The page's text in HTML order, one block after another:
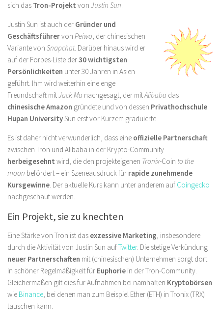
sich das Tron-Projekt von Justin Sun.
Justin Sun ist auch der Gründer und
Geschäftsführervon Peiwo, der chinesischen
Variante von Snapchat. Darüber hinaus wird er
auf der Forbes-Liste der30 wichtigsten
Persönlichkeiten unter 30 Jahren in Asien
geführt. Ihm wird weiterhin eine enge
Freundschaft mitJack Ma nachgesagt, der mitAlibaba das
chinesische Amazon gründete und von dessen Privathochschule
Hupan UniversitySun erst vor Kurzem graduierte.
Es ist daher nicht verwunderlich, dass eine offizielle Partnerschaft
zwischen Tron und Alibaba in der Krypto-Community
herbeigesehnt wird, die den projekteigenen Tronix-Coin to the
moon befördert – ein Szeneausdruck für rapide zunehmende
Kursgewinne. Der aktuelle Kurs kann unter anderem auf Coingecko
nachgeschaut werden.
Ein Projekt, sie zu knechten
Eine Stärke von Tron ist das exzessive Marketing, insbesondere
durch die Aktivität von Justin Sun aufTwitter. Die stetige Verkündung
neuer Partnerschaften mit (chinesischen) Unternehmen sorgt dort
in schöner Regelmäßigkeit für Euphorie in der Tron-Community.
Gleichermaßen gilt dies für Aufnahmen bei namhaften Kryptobörsen
wie Binance, bei denen man zum Beispiel Ether (ETH) in Tronix (TRX)
tauschen kann.